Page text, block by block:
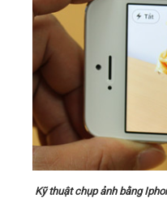
Kỹ thuậtchụp ảnh bằng